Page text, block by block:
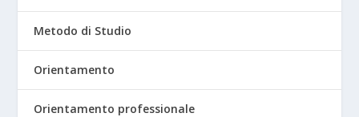
Metodo di Studio
Orientamento
Orientamento professionale